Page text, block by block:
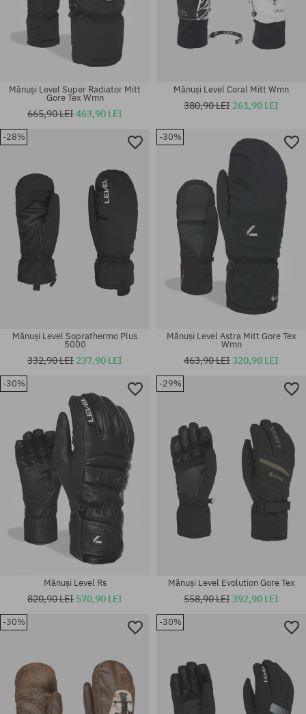
Mărimi existente:
Mărimi existente:
Mănuși Level Super Radiator Mitt
Gore Tex Wmn
665,90 LEI463,90 LEI
Mărimi existente:
Mănuși Level Coral Mitt Wmn
380,90 LEI 261,90 LEI
-28%
Mănuși Level Soprathermo Plus
5000
332,90 LEI 237,90 LEI
-30%
Mănuși Level Astra Mitt Gore Tex
Wmn
463,90 LEI320,90 LEI
-30%
Mănuși Level Rs
820,90 LEI 570,90 LEI
-29%
Mănuși Level Evolution Gore Tex
558,90 LEI392,90 LEI
-30% -30%